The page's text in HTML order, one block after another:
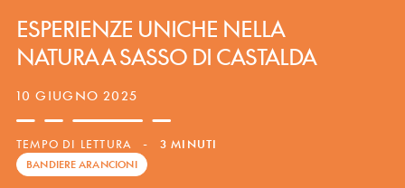
ESPERIENZE UNICHE NELLA
NATURA A SASSO DI CASTALDA
10 GIUGNO 2025
TEMPO DI LETTURA - 3 MINUTI
BANDIERE ARANCIONI